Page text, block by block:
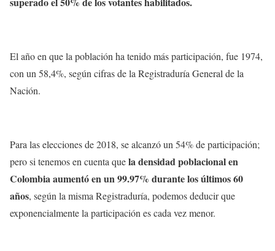
El año en que la población ha tenido más participación, fue 1974,
con un 58,4%, según cifras de la Registraduría General de la
Nación.
Para las elecciones de 2018, se alcanzó un 54% de participación;
pero si tenemos en cuenta quela densidad poblacional en
Colombia aumentó en un 99.97% durante los últimos 60
años, según la misma Registraduría, podemos deducir que
exponencialmente la participación es cada vez menor.